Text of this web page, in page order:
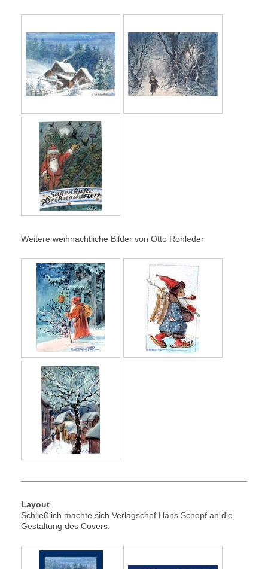
Weitere weihnachtliche Bilder von Otto Rohleder
Layout
Schließlich machte sich Verlagschef Hans Schopf an die
Gestaltung des Covers.